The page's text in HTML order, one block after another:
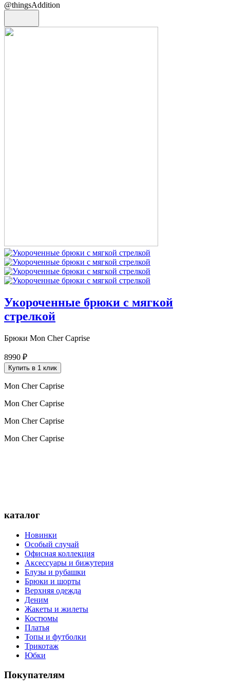
@thingsAddition
Укороченные брюки с мягкой
стрелкой
Брюки Mon Cher Caprise
8990 ₽
Купить в 1 клик
Mon Cher Caprise
Mon Cher Caprise
Mon Cher Caprise
Mon Cher Caprise
каталог
Новинки
Особый случай
Офисная коллекция
Аксессуары и бижутерия
Блузы и рубашки
Брюки и шорты
Верхняя одежда
Деним
Жакеты и жилеты
Костюмы
Платья
Топы и футболки
Трикотаж
Юбки
Покупателям